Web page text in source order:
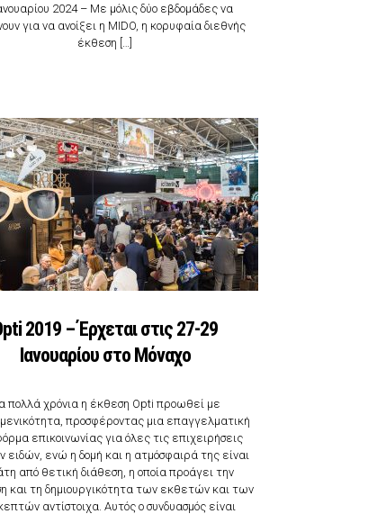
2024 – Με μόλις δύο εβδομάδες να
για να ανοίξει η MIDO, η κορυφαία διεθνής
έκθεση […]
2019 – Έρχεται στις 27-29
Ιανουαρίου στο Μόναχο
πολλά χρόνια η έκθεση Opti προωθεί με
προσφέροντας μια επαγγελματική
επικοινωνίας για όλες τις επιχειρήσεις
ειδών, ενώ η δομή και η ατμόσφαιρά της είναι
από θετική διάθεση, η οποία προάγει την
και τη δημιουργικότητα των εκθετών και των
αντίστοιχα. Αυτός ο συνδυασμός είναι